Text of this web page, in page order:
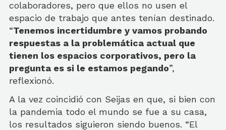
colaboradores, pero que ellos no usen el
espacio de trabajo que antes tenían destinado.
“Tenemos incertidumbre y vamos probando
respuestas a la problemática actual que
tienen los espacios corporativos, pero la
pregunta es si le estamos pegando”,
reflexionó.
A la vez coincidió con Seijas en que, si bien con
la pandemia todo el mundo se fue a su casa,
los resultados siguieron siendo buenos. “El